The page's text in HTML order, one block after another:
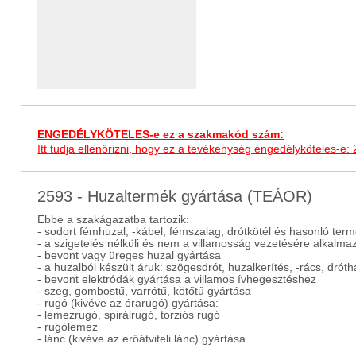
ENGEDÉLYKÖTELES-e ez a szakmakód szám:
Itt tudja ellenőrizni, hogy ez a tevékenység engedélyköteles-e:
2593 - Huzaltermék gyártása (TEÁOR)
Ebbe a szakágazatba tartozik:
- sodort fémhuzal, -kábel, fémszalag, drótkötél és hasonló
- a szigetelés nélküli és nem a villamosság vezetésére
- bevont vagy üreges huzal gyártása
- a huzalból készült áruk: szögesdrót, huzalkerítés, -rács,
- bevont elektródák gyártása a villamos ívhegesztéshez
- szeg, gombostű, varrótű, kötőtű gyártása
- rugó (kivéve az órarugó) gyártása:
- lemezrugó, spirálrugó, torziós rugó
- rugólemez
- lánc (kivéve az erőátviteli lánc) gyártása